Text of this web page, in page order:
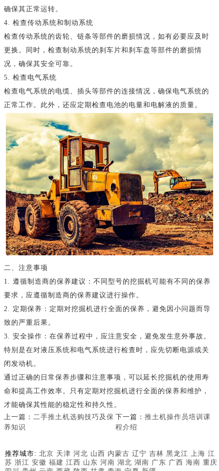
确保其正常运转。
4. 检查传动系统和制动系统
检查传动系统的齿轮、链条等部件的磨损情况，如有必要应及时
更换。同时，检查制动系统的刹车片和刹车盘等部件的磨损情
况，确保其安全可靠。
5. 检查电气系统
检查电气系统的电缆、插头等部件的连接情况，确保电气系统的
正常工作。此外，还应定期检查电池的电量和电解液的质量。
二、注意事项
1. 遵循制造商的保养建议：不同型号的挖掘机可能有不同的保养
要求，应遵循制造商的保养建议进行操作。
2. 定期保养：定期对挖掘机进行全面的保养，避免因小问题而导
致的严重后果。
3. 安全操作：在保养过程中，应注意安全，避免发生意外事故。
特别是在对液压系统和电气系统进行检查时，应先切断电源或关
闭发动机。
通过正确的日常保养步骤和注意事项，可以延长挖掘机的使用寿
命和提高工作效率。只有定期对挖掘机进行全面的保养和维护，
才能确保其性能的稳定性和持久性。
上一篇： 二手推土机选购技巧及保
养知识
下一篇： 推土机操作员培训课
程介绍
推荐城市: 北京 天津 河北 山西 内蒙古 辽宁 吉林 黑龙江 上海 江
苏 浙江 安徽 福建 江西 山东 河南 湖北 湖南 广东 广西 海南 重庆